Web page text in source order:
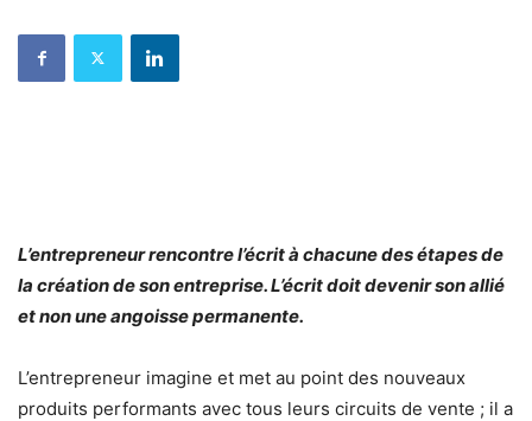
L’entrepreneur rencontre l’écrit à chacune des étapes de
la création de son entreprise. L’écrit doit devenir son allié
et non une angoisse permanente.
L’entrepreneur imagine et met au point des nouveaux
produits performants avec tous leurs circuits de vente ; il a